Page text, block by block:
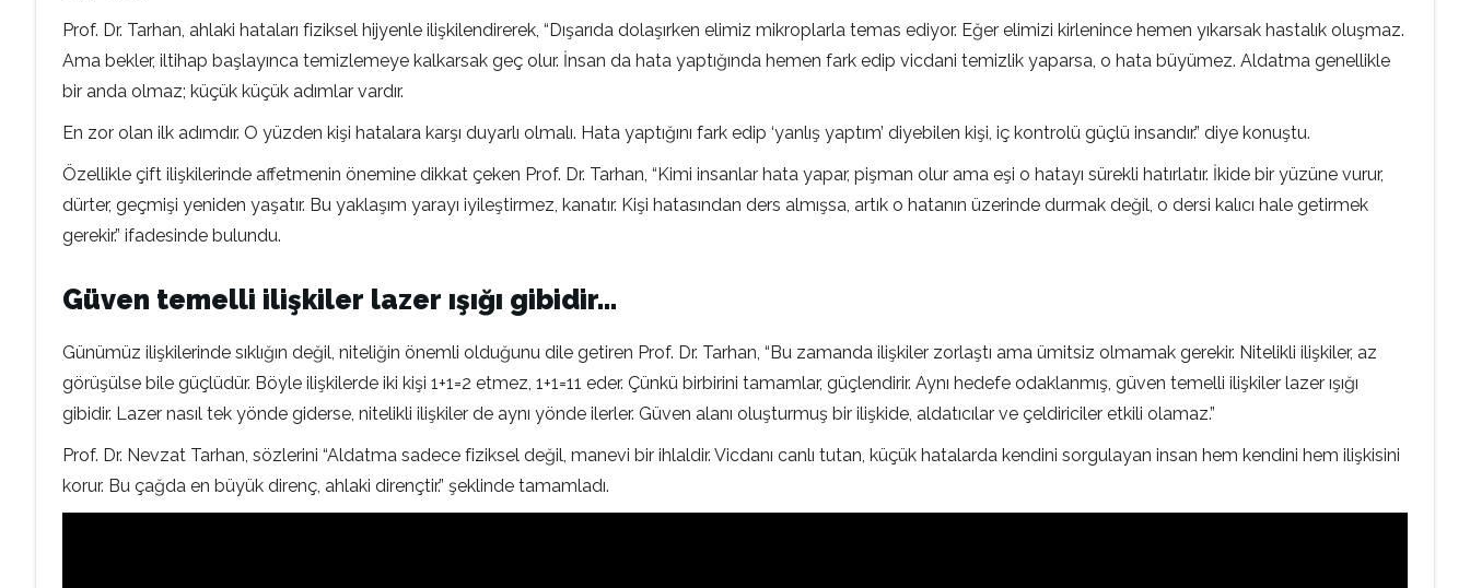
Prof. Dr. Tarhan, ahlaki hataları fiziksel hijyenle ilişkilendirerek, “Dışarıda dolaşırken elimiz mikroplarla temas ediyor. Eğer elimizi kirlenince hemen yıkarsak hastalık oluşmaz.
Ama bekler, iltihap başlayınca temizlemeye kalkarsak geç olur. İnsan da hata yaptığında hemen fark edip vicdani temizlik yaparsa, o hata büyümez. Aldatma genellikle
bir anda olmaz; küçük küçük adımlar vardır.
En zor olan ilk adımdır. O yüzden kişi hatalara karşı duyarlı olmalı. Hata yaptığını fark edip ‘yanlış yaptım’ diyebilen kişi, iç kontrolü güçlü insandır.” diye konuştu.
Özellikle çift ilişkilerinde affetmenin önemine dikkat çeken Prof. Dr. Tarhan, “Kimi insanlar hata yapar, pişman olur ama eşi o hatayı sürekli hatırlatır. İkide bir yüzüne vurur,
dürter, geçmişi yeniden yaşatır. Bu yaklaşım yarayı iyileştirmez, kanatır. Kişi hatasından ders almışsa, artık o hatanın üzerinde durmak değil, o dersi kalıcı hale getirmek
gerekir.” ifadesinde bulundu.
Güven temelli ilişkiler lazer ışığı gibidir…
Günümüz ilişkilerinde sıklığın değil, niteliğin önemli olduğunu dile getiren Prof. Dr. Tarhan, “Bu zamanda ilişkiler zorlaştı ama ümitsiz olmamak gerekir. Nitelikli ilişkiler, az
görüşülse bile güçlüdür. Böyle ilişkilerde iki kişi 1+1=2 etmez, 1+1=11 eder. Çünkü birbirini tamamlar, güçlendirir. Aynı hedefe odaklanmış, güven temelli ilişkiler lazer ışığı
gibidir. Lazer nasıl tek yönde giderse, nitelikli ilişkiler de aynı yönde ilerler. Güven alanı oluşturmuş bir ilişkide, aldatıcılar ve çeldiriciler etkili olamaz.”
Prof. Dr. Nevzat Tarhan, sözlerini “Aldatma sadece fiziksel değil, manevi bir ihlaldir. Vicdanı canlı tutan, küçük hatalarda kendini sorgulayan insan hem kendini hem ilişkisini
korur. Bu çağda en büyük direnç, ahlaki dirençtir.” şeklinde tamamladı.